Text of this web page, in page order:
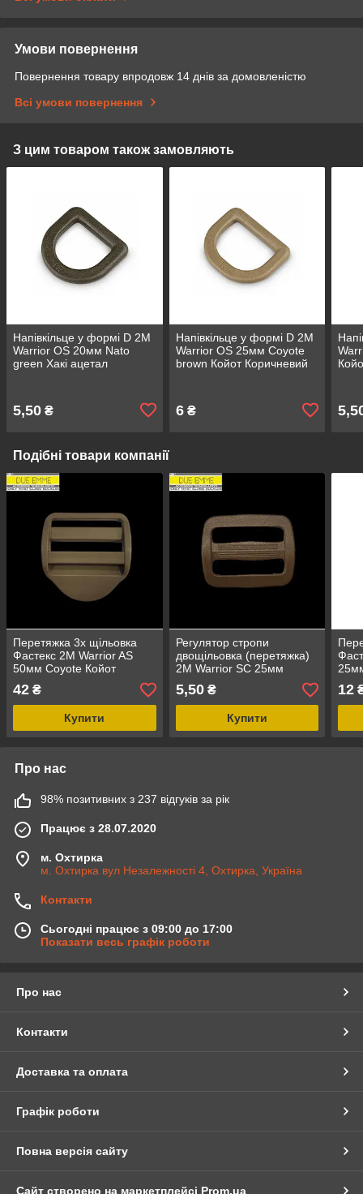
Умови повернення
Повернення товару впродовж 14 днів за домовленістю
Всі умови повернення
З цим товаром також замовляють
Напівкільце у формі D 2M
Warrior OS 20мм Nato
green Хакі ацетал
5,50 ₴
Напівкільце у формі D 2M
Warrior OS 25мм Coyote
brown Койот Коричневий
6₴
Подібні товари компанії
Перетяжка 3х щільовка
Фастекс 2M Warrior AS
50мм Coyote Койот
ацетал
42 ₴
Купити
Регулятор стропи
двощільовка (перетяжка)
2M Warrior SC 25мм
Coyote brown Койот
Коричневий ацетал
5,50₴
Купити
12
Про нас
98% позитивних з 237 відгуків за рік
Працює з 28.07.2020
м. Охтирка
м. Охтирка вул Незалежності 4, Охтирка, Україна
Контакти
Сьогодні працює з 09:00 до 17:00
Показати весь графік роботи
Про нас
Контакти
Доставка та оплата
Графік роботи
Повна версія сайту
Сайт створено на маркетплейсі Prom.ua